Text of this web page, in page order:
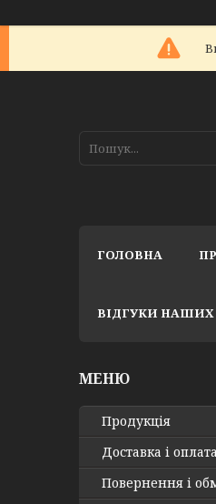
ГОЛОВНА
ВІДГУКИ НАШИХ
Продукція
Доставка і оплата
Повернення і